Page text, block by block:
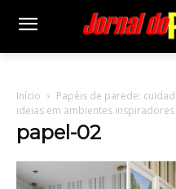
Início
Papéis de parede:
ideias em ambientes inspiradores
papel-02